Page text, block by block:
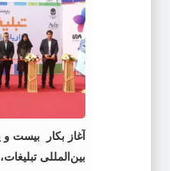
آغاز بکار بیست و
بین‌المللی